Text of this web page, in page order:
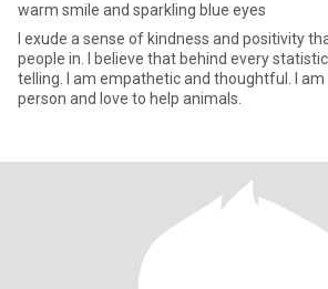
warm smile and sparkling blue eyes
I exude a sense of kindness and positivity
people in. I believe that behind every
telling. I am empathetic and thoughtful. I am
person and love to help animals.